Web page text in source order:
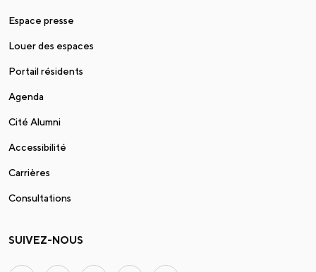
Espace presse
Louer des espaces
Portail résidents
Agenda
Cité Alumni
Accessibilité
Carrières
Consultations
SUIVEZ-NOUS